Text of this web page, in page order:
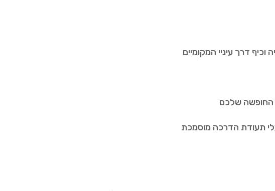
דרך עיניי המקומיים
החופשה שלכם
תעודת הדרכה מוסמכת